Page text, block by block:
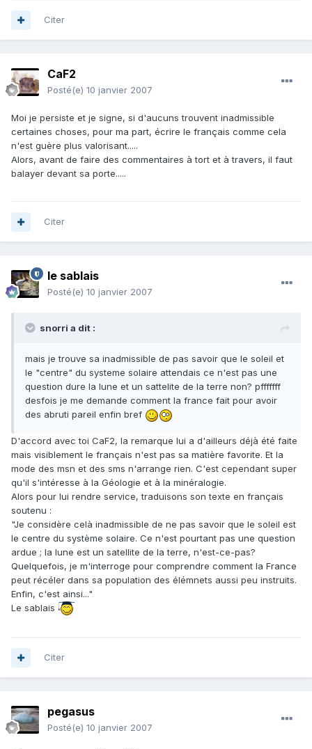
Citer
CaF2
Posté(e) 10 janvier 2007
Moi je persiste et je signe, si d'aucuns trouvent inadmissible
certaines choses, pour ma part, écrire le français comme cela
n'est guère plus valorisant.....
Alors, avant de faire des commentaires à tort et à travers, il faut
balayer devant sa porte.....
Citer
le sablais
Posté(e) 10 janvier 2007
snorri a dit :
mais je trouve sa inadmissible de pas savoir que le soleil et
le "centre" du systeme solaire attendais ce n'est pas une
question dure la lune et un sattelite de la terre non? pfffffff
desfois je me demande comment la france fait pour avoir
des abruti pareil enfin bref
D'accord avec toi CaF2, la remarque lui a d'ailleurs déjà été faite
mais visiblement le français n'est pas sa matière favorite. Et la
mode des msn et des sms n'arrange rien. C'est cependant super
qu'il s'intéresse à la Géologie et à la minéralogie.
Alors pour lui rendre service, traduisons son texte en français
soutenu :
"Je considère celà inadmissible de ne pas savoir que le soleil est
le centre du système solaire. Ce n'est pourtant pas une question
ardue ; la lune est un satellite de la terre, n'est-ce-pas?
Quelquefois, je m'interroge pour comprendre comment la France
peut récéler dans sa population des élémnets aussi peu instruits.
Enfin, c'est ainsi..."
Le sablais
Citer
pegasus
Posté(e) 10 janvier 2007